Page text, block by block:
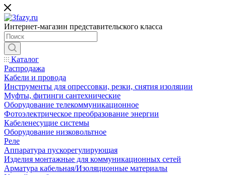
Интернет-магазин представительского класса
Каталог
Распродажа
Кабели и провода
Инструменты для опрессовки, резки, снятия изоляции
Муфты, фитинги сантехнические
Оборудование телекоммуникационное
Фотоэлектрическое преобразование энергии
Кабеленесущие системы
Оборудование низковольтное
Реле
Аппаратура пускорегулирующая
Изделия монтажные для коммуникационных сетей
Арматура кабельная/Изоляционные материалы